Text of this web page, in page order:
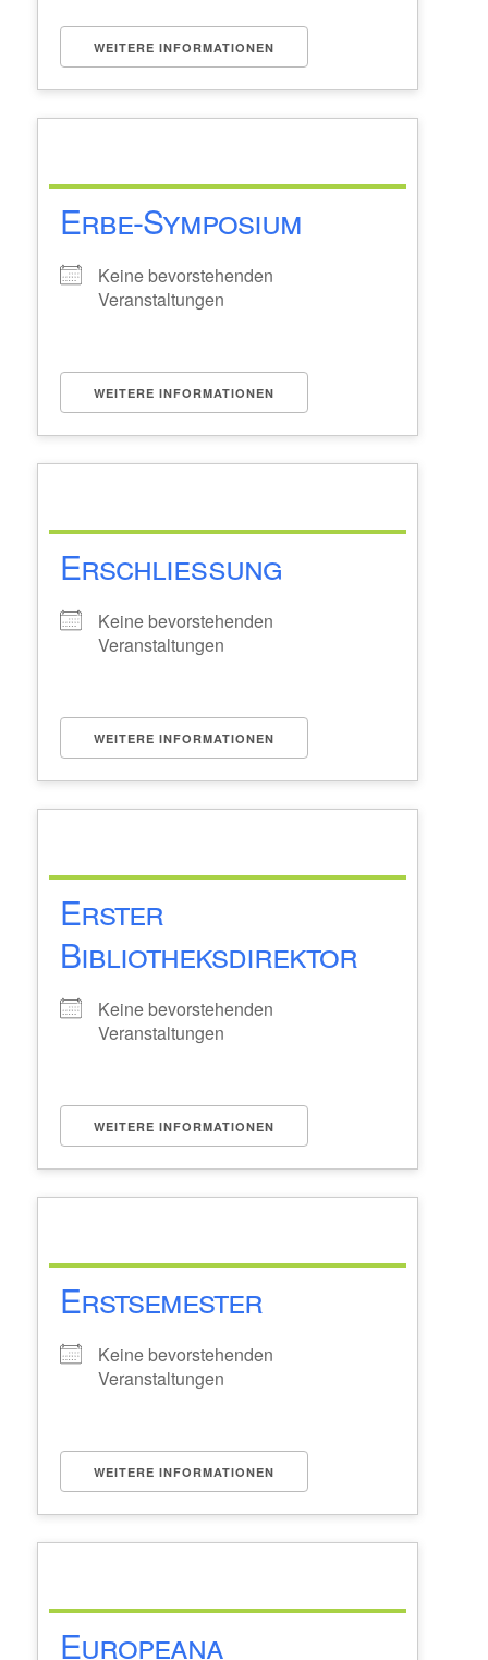
WEITERE INFORMATIONEN
Erbe-Symposium
Keine bevorstehenden
Veranstaltungen
WEITERE INFORMATIONEN
Erschließung
Keine bevorstehenden
Veranstaltungen
WEITERE INFORMATIONEN
Erster
Bibliotheksdirektor
Keine bevorstehenden
Veranstaltungen
WEITERE INFORMATIONEN
Erstsemester
Keine bevorstehenden
Veranstaltungen
WEITERE INFORMATIONEN
Europeana